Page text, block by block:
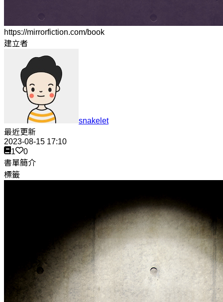
https://mirrorfiction.com/book
建立者
snakelet
最近更新
2023-08-15 17:10
1
0
書單簡介
標籤